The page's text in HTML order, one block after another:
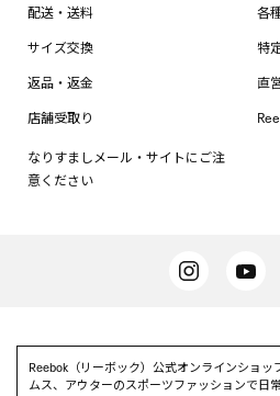
配送・送料
サイズ交換
返品・返金
店舗受取り
なりすましメール・サイトにご注
意ください
各
特
直
Reebok（リーボック）公式オンラインショ
ムス、アウターのスポーツファッションで日